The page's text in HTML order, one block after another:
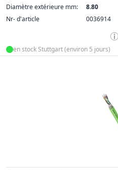
Diamètre extérieure mm:
8.80
Nr- d'article
0036914
en stock Stuttgart (environ 5 jours)